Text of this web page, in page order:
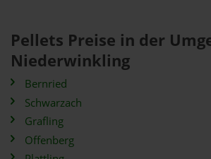
Pellets Preise in der
Niederwinkling
Bernried
Schwarzach
Grafling
Offenberg